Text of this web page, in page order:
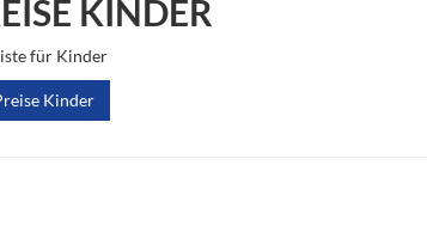
KINDER
für Kinder
Kinder